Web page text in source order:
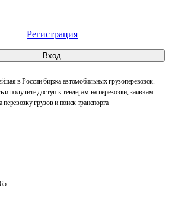
Регистрация
Вход
в России биржа автомобильных грузоперевозок.
и получите доступ к тендерам на перевозки, заявкам
перевозку грузов и поиск транспорта